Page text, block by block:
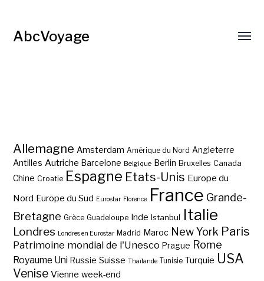
AbcVoyage
Allemagne Amsterdam Amérique du Nord Angleterre
Antilles Autriche Barcelone Belgique Berlin Bruxelles Canada
Chine Croatie Espagne Etats-Unis Europe du
Nord Europe du Sud Eurostar Florence France Grande-
Bretagne Grèce Guadeloupe Inde Istanbul Italie
Londres Londres en Eurostar Madrid Maroc New York Paris
Patrimoine mondial de l'Unesco Prague Rome
Royaume Uni Russie Suisse Thaïlande Tunisie Turquie USA
Venise Vienne week-end